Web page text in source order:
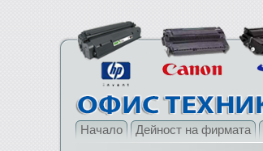
Начало Дейност на фирмата